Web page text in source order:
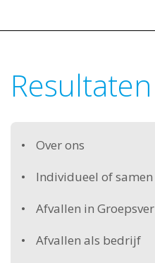
Resultaten
Over ons
Individueel of
Afvallen in
Afvallen als bedrijf